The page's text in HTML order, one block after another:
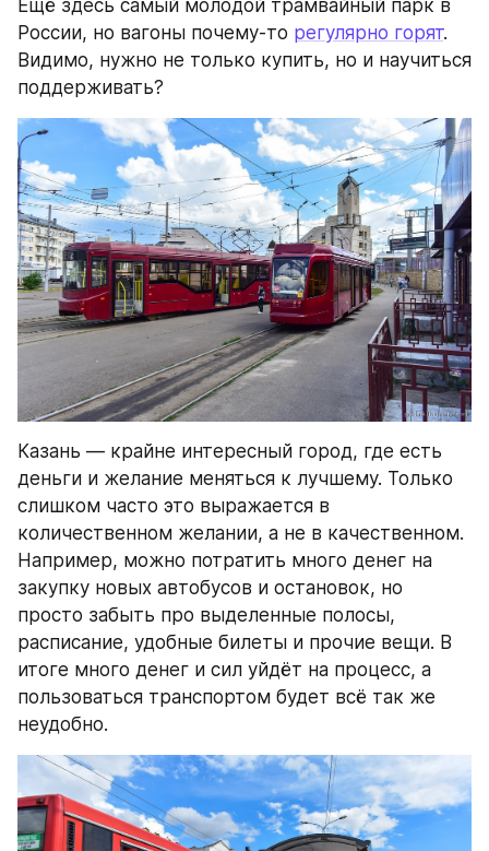
Ещё здесь самый молодой трамвайный парк в
России, но вагоны почему-то регулярно горят.
Видимо, нужно не только купить, но и научиться
поддерживать?
Казань — крайне интересный город, где есть
деньги и желание меняться к лучшему. Только
слишком часто это выражается в
количественном желании, а не в качественном.
Например, можно потратить много денег на
закупку новых автобусов и остановок, но
просто забыть про выделенные полосы,
расписание, удобные билеты и прочие вещи. В
итоге много денег и сил уйдёт на процесс, а
пользоваться транспортом будет всё так же
неудобно.